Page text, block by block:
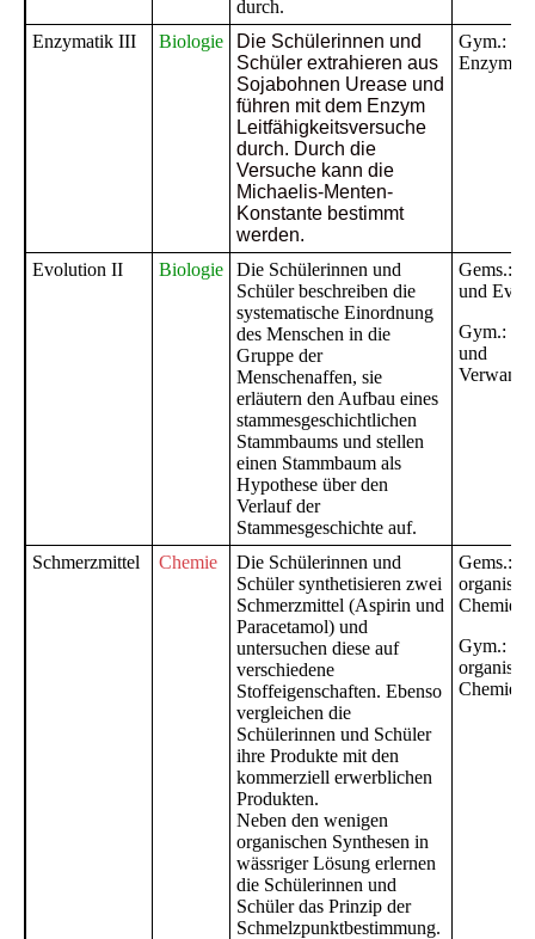
durch.
Enzymatik III
Biologie
Die Schülerinnen und
Schüler extrahieren aus
Sojabohnen Urease und
führen mit dem Enzym
Leitfähigkeitsversuche
durch. Durch die
Versuche kann die
Michaelis-Menten-
Konstante bestimmt
werden.
Gym.:
Evolution II Biologie
Die Schülerinnen und
Schüler beschreiben die
systematische Einordnung
des Menschen in die
Gruppe der
Menschenaffen, sie
erläutern den Aufbau eines
stammesgeschichtlichen
Stammbaums und stellen
einen Stammbaum als
Hypothese über den
Verlauf der
Stammesgeschichte auf.
Gems.:
und
Gym.:
und
Schmerzmittel Chemie
Die Schülerinnen und
Schüler synthetisieren zwei
Schmerzmittel (Aspirin und
Paracetamol) und
untersuchen diese auf
verschiedene
Stoffeigenschaften. Ebenso
vergleichen die
Schülerinnen und Schüler
ihre Produkte mit den
kommerziell erwerblichen
Produkten.
Neben den wenigen
organischen Synthesen in
wässriger Lösung erlernen
die Schülerinnen und
Schüler das Prinzip der
Schmelzpunktbestimmung.
Gems.:
Chemie
Gym.:
Chemie